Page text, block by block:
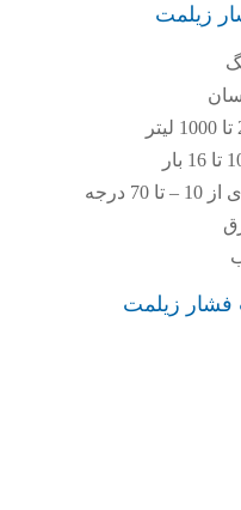
زیلمت
درجه
فشار زیلمت